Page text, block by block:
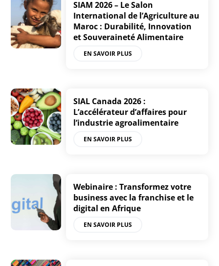
SIAM 2026 – Le Salon
International de l’Agriculture au
Maroc : Durabilité, Innovation
et Souveraineté Alimentaire
EN SAVOIR PLUS
SIAL Canada 2026 :
L’accélérateur d’affaires pour
l’industrie agroalimentaire
EN SAVOIR PLUS
Webinaire : Transformez votre
business avec la franchise et le
digital en Afrique
EN SAVOIR PLUS